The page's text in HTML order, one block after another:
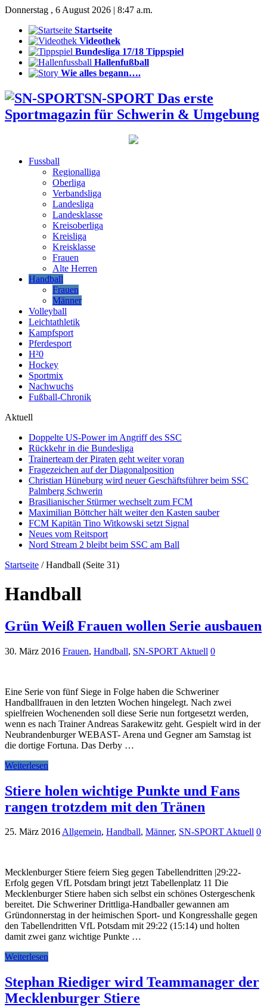
Donnerstag , 6 August 2026 | 8:47 a.m.
Startseite
Videothek
Bundesliga 17/18 Tippspiel
Hallenfußball
Wie alles begann….
SN-SPORT Das erste
Sportmagazin für Schwerin & Umgebung
Fussball
Regionalliga
Oberliga
Verbandsliga
Landesliga
Landesklasse
Kreisoberliga
Kreisliga
Kreisklasse
Frauen
Alte Herren
Handball
Frauen
Männer
Volleyball
Leichtathletik
Kampfsport
Pferdesport
H²0
Hockey
Sportmix
Nachwuchs
Fußball-Chronik
Aktuell
Doppelte US-Power im Angriff des SSC
Rückkehr in die Bundesliga
Trainerteam der Piraten geht weiter voran
Fragezeichen auf der Diagonalposition
Christian Hüneburg wird neuer Geschäftsführer beim SSC
Palmberg Schwerin
Brasilianischer Stürmer wechselt zum FCM
Maximilian Böttcher hält weiter den Kasten sauber
FCM Kapitän Tino Witkowski setzt Signal
Neues vom Reitsport
Nord Stream 2 bleibt beim SSC am Ball
Startseite / Handball (Seite 31)
Handball
Grün Weiß Frauen wollen Serie ausbauen
30. März 2016 Frauen, Handball, SN-SPORT Aktuell 0
Eine Serie von fünf Siege in Folge haben die Schweriner
Handballfrauen in den letzten Wochen hingelegt. Nach zwei
spielfreien Wochenenden soll diese Serie nun fortgesetzt werden,
wenn es nach Trainer Andreas Sarakewitz geht. Gespielt wird in der
Neubrandenburger WEBAST- Arena und Gegner am Samstag ist
die dortige Fortuna. Das Derby …
Weiterlesen
Stiere holen wichtige Punkte und Fans
rangen trotzdem mit den Tränen
25. März 2016Allgemein, Handball, Männer, SN-SPORT Aktuell 0
Mecklenburger Stiere feiern Sieg gegen Tabellendritten |29:22-
Erfolg gegen VfL Potsdam bringt jetzt Tabellenplatz 11 Die
Mecklenburger Stiere haben sich selbst ein schönes Ostergeschenk
bereitet. Die Schweriner Drittliga-Handballer gewannen am
Gründonnerstag in der heimischen Sport- und Kongresshalle gegen
den Tabellendritten VfL Potsdam mit 29:22 (15:14) und holten
damit zwei ganz wichtige Punkte …
Weiterlesen
Stephan Riediger wird Teammanager der
Mecklenburger Stiere